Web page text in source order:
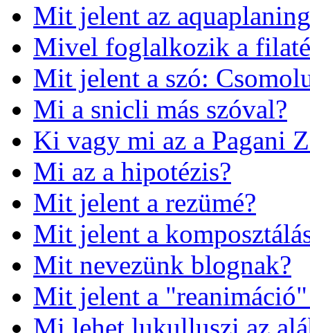
Mit jelent az
Mivel foglalkozik a
Mit jelent a szó:
Mi a snicli más szóval?
Ki vagy mi az a Pagani
Mi az a hipotézis?
Mit jelent a rezümé?
Mit jelent a
Mit nevezünk blognak?
Mit jelent a